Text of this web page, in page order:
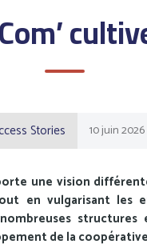
Stories 10juin2026
une vision
en vulgarisant les
structures
de la